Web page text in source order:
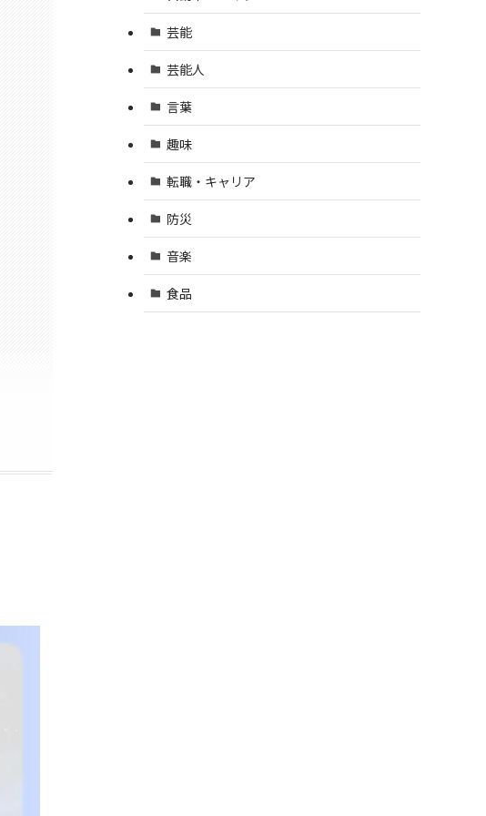
芸能
芸能人
言葉
趣味
転職・キャリア
防災
音楽
食品